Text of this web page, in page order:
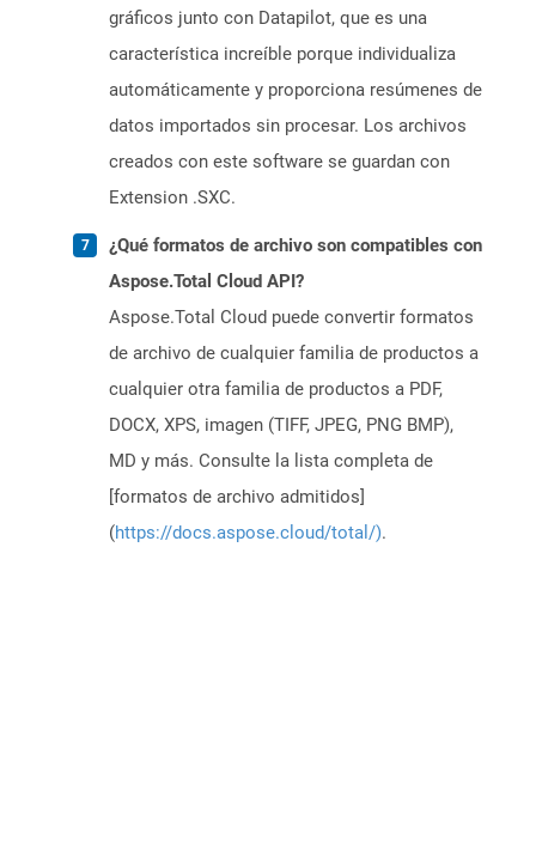
gráficos junto con Datapilot, que es una
característica increíble porque individualiza
automáticamente y proporciona resúmenes de
datos importados sin procesar. Los archivos
creados con este software se guardan con
Extension .SXC.
¿Qué formatos de archivo son compatibles con
Aspose.Total Cloud API?
Aspose.Total Cloud puede convertir formatos
de archivo de cualquier familia de productos a
cualquier otra familia de productos a PDF,
DOCX, XPS, imagen (TIFF, JPEG, PNG BMP),
MD y más. Consulte la lista completa de
[formatos de archivo admitidos]
(https://docs.aspose.cloud/total/).